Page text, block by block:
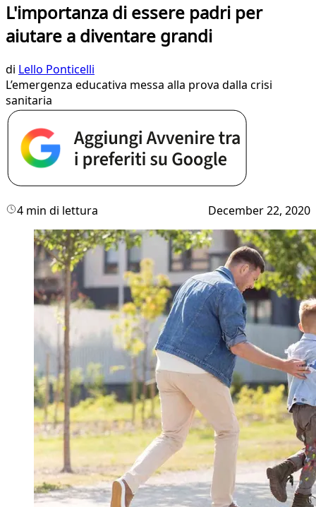
L'importanza di essere padri per
aiutare a diventare grandi
di Lello Ponticelli
L’emergenza educativa messa alla prova dalla crisi
sanitaria
4 min di lettura December 22, 2020